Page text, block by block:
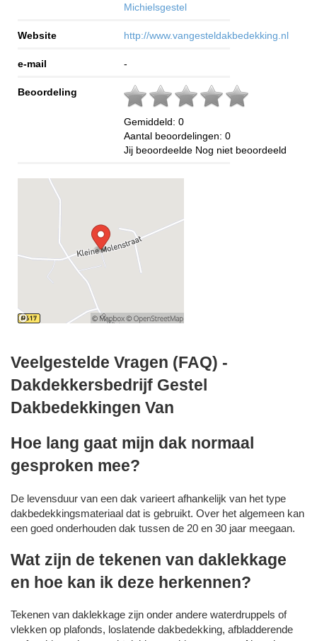
Michielsgestel
Website http://www.vangesteldakbedekking.nl
e-mail -
Beoordeling
Gemiddeld: 0
Aantal beoordelingen: 0
Jij beoordeelde Nog niet beoordeeld
Veelgestelde Vragen (FAQ) -
Dakdekkersbedrijf Gestel
Dakbedekkingen Van
Hoe lang gaat mijn dak normaal
gesproken mee?
De levensduur van een dak varieert afhankelijk van het type
dakbedekkingsmateriaal dat is gebruikt. Over het algemeen kan
een goed onderhouden dak tussen de 20 en 30 jaar meegaan.
Wat zijn de tekenen van daklekkage
en hoe kan ik deze herkennen?
Tekenen van daklekkage zijn onder andere waterdruppels of
vlekken op plafonds, loslatende dakbedekking, afbladderende